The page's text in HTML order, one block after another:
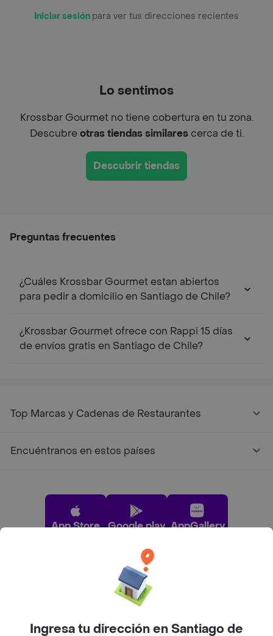
Iniciar sesión para ver tus direcciones recientes
Lo sentimos
Krossbar Gourmet no tiene cobertura en tu zona.
Descubreotras tiendas similarescerca de ti.
Descubrir tiendas
Preguntas frecuentes
¿Cuáles Krossbar Gourmet estan abiertos
para pedir a domicilio en Santiago de Chile?
¿Krossbar Gourmet ofrece con Rappi 15 días
de envíos gratis en Santiago de Chile?
Top Marcas y Cadenas de Restaurantes
Encuéntranos en estos países
App Store Google play AppGallery
Pide tu comida favorita cerca de ti
Categorías
Ingresa tu dirección en Santiago de